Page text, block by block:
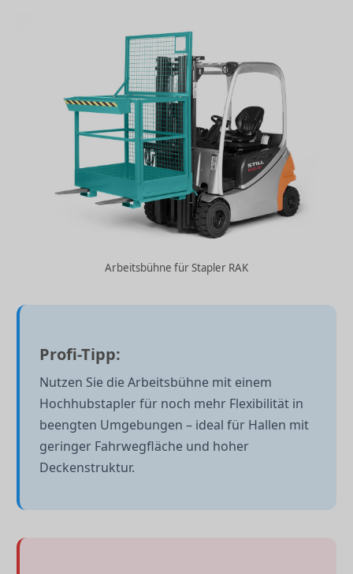
Arbeitsbühne für Stapler RAK
Profi-Tipp:
Nutzen Sie die Arbeitsbühne mit einem
Hochhubstapler für noch mehr Flexibilität in
beengten Umgebungen – ideal für Hallen mit
geringer Fahrwegfläche und hoher
Deckenstruktur.